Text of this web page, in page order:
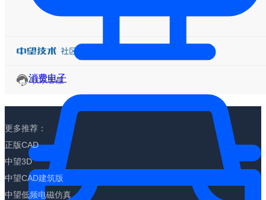
消费电子
联系客服
更多推荐：
正版CAD
中望3D
中望CAD建筑版
中望低频电磁仿真